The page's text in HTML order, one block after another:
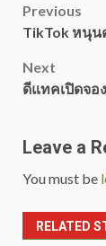
Post
Previous
TikTok หนุน
Next
ดีแทคเปิดจอ
Leave a
You must be
RELATED